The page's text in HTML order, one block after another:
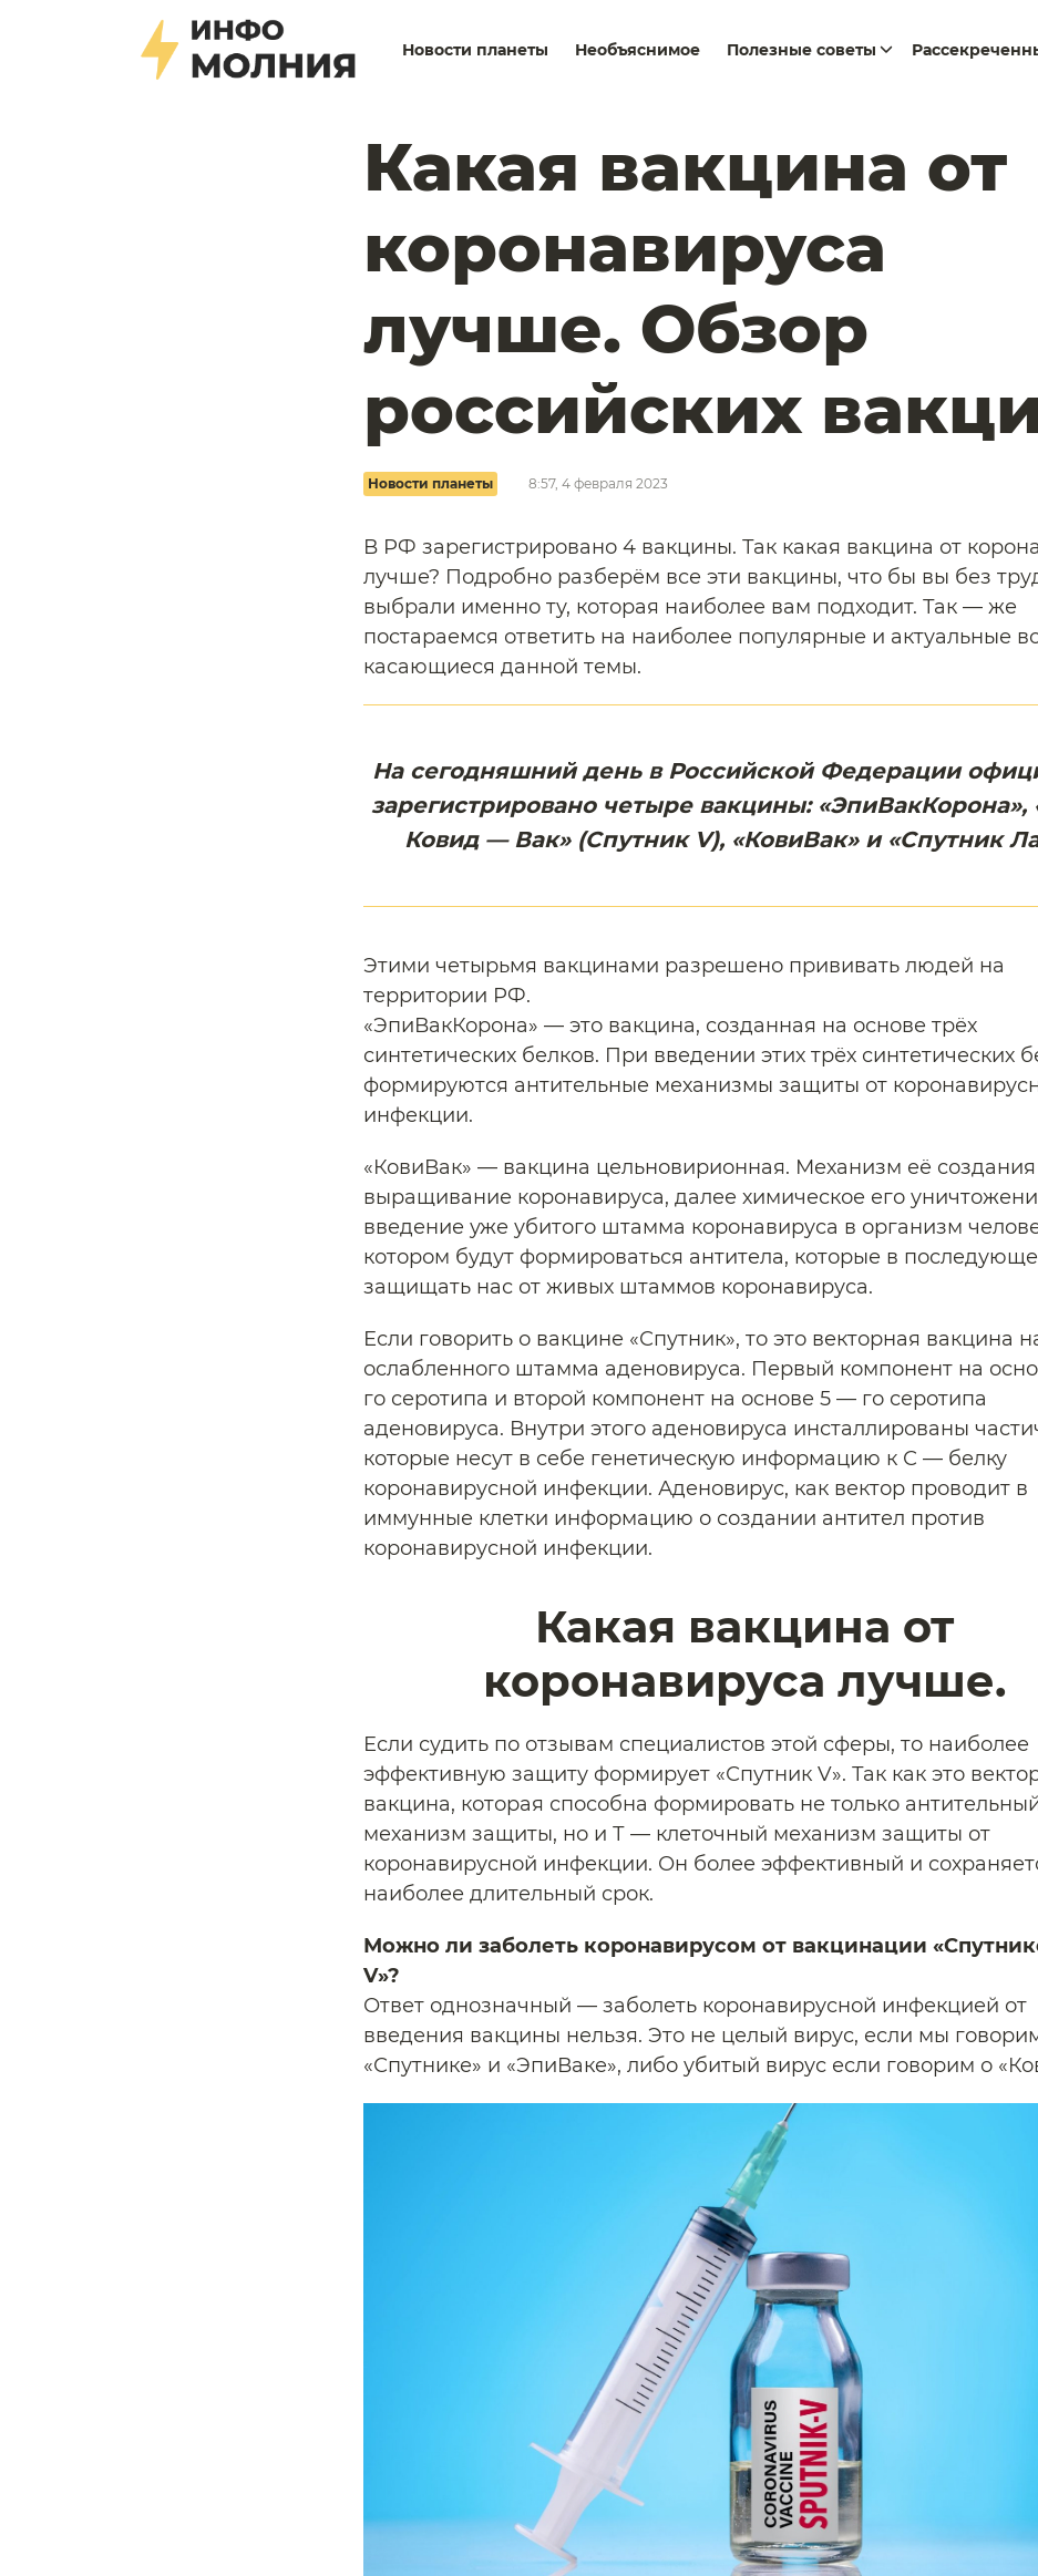
Новости планеты Необъяснимое Полезные советы
Какая вакцина от
коронавируса
лучше. Обзор
российских
Новости планеты 8:57, 4 февраля 2023
В РФ зарегистрировано 4 вакцины. Так какая вакцина от
лучше? Подробно разберём все эти вакцины, что бы вы без
выбрали именно ту, которая наиболее вам подходит. Так — же
постараемся ответить на наиболее популярные и актуальные
касающиеся данной темы.
На сегодняшний день в Российской Федерации
зарегистрировано четыре вакцины: «ЭпиВакКорона»,
Ковид — Вак» (Спутник V), «КовиВак» и «Спутник
Этими четырьмя вакцинами разрешено прививать людей на
территории РФ.
«ЭпиВакКорона» — это вакцина, созданная на основе трёх
синтетических белков. При введении этих трёх синтетических
формируются антительные механизмы защиты от
инфекции.
«КовиВак» — вакцина цельновирионная. Механизм её
выращивание коронавируса, далее химическое его
введение уже убитого штамма коронавируса в организм
котором будут формироваться антитела, которые в
защищать нас от живых штаммов коронавируса.
Если говорить о вакцине «Спутник», то это векторная вакцина
ослабленного штамма аденовируса. Первый компонент на
го серотипа и второй компонент на основе 5 — го серотипа
аденовируса. Внутри этого аденовируса инсталлированы
которые несут в себе генетическую информацию к С — белку
коронавирусной инфекции. Аденовирус, как вектор проводит в
иммунные клетки информацию о создании антител против
коронавирусной инфекции.
Какая вакцина от
коронавируса лучше.
Если судить по отзывам специалистов этой сферы, то наиболее
эффективную защиту формирует «Спутник V». Так как это
вакцина, которая способна формировать не только
механизм защиты, но и Т — клеточный механизм защиты от
коронавирусной инфекции. Он более эффективный и
наиболее длительный срок.
Можно ли заболеть коронавирусом от вакцинации
V»?
Ответ однозначный — заболеть коронавирусной инфекцией от
введения вакцины нельзя. Это не целый вирус, если мы
«Спутнике» и «ЭпиВаке», либо убитый вирус если говорим о